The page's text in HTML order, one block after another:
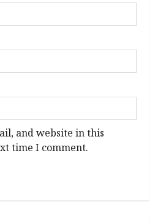
and website in this
time I comment.